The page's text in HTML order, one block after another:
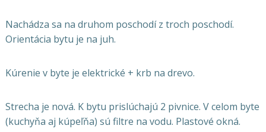
Nachádza sa na druhom poschodí z troch poschodí.
Orientácia bytu je na juh.
Kúrenie v byte je elektrické + krb na drevo.
Strecha je nová. K bytu prislúchajú 2 pivnice. V celom byte
(kuchyňa aj kúpeľňa) sú filtre na vodu. Plastové okná.